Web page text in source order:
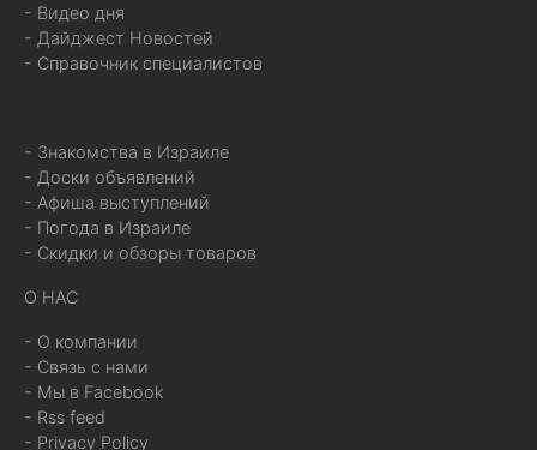
- Видео дня
- Дайджест Новостей
- Справочник специалистов
- Знакомства в Израиле
- Доски объявлений
- Афиша выступлений
- Погода в Израиле
- Скидки и обзоры товаров
О НАС
- О компании
- Связь с нами
- Мы в Facebook
- Rss feed
- Privacy Policy